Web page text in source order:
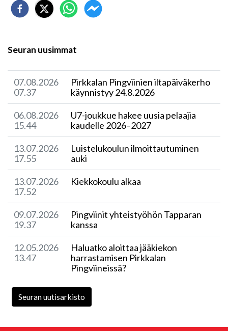
Seuran uusimmat
07.08.2026
07.37
Pirkkalan Pingviinien iltapäiväkerho
käynnistyy 24.8.2026
06.08.2026
15.44
U7-joukkue hakee uusia pelaajia
kaudelle 2026–2027
13.07.2026
17.55
Luistelukoulun ilmoittautuminen
auki
13.07.2026
17.52
Kiekkokoulu alkaa
09.07.2026
19.37
​Pingviinit yhteistyöhön Tapparan
kanssa
12.05.2026
13.47
Haluatko aloittaa jääkiekon
harrastamisen Pirkkalan
Pingviineissä?
Seuran uutisarkisto